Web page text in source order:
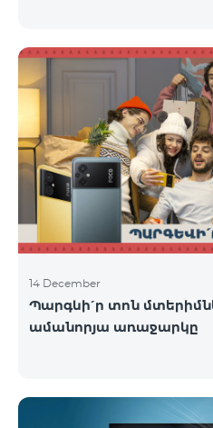
14 December
Պարգևի՛ր տոն
ամանորյա առաջարկը